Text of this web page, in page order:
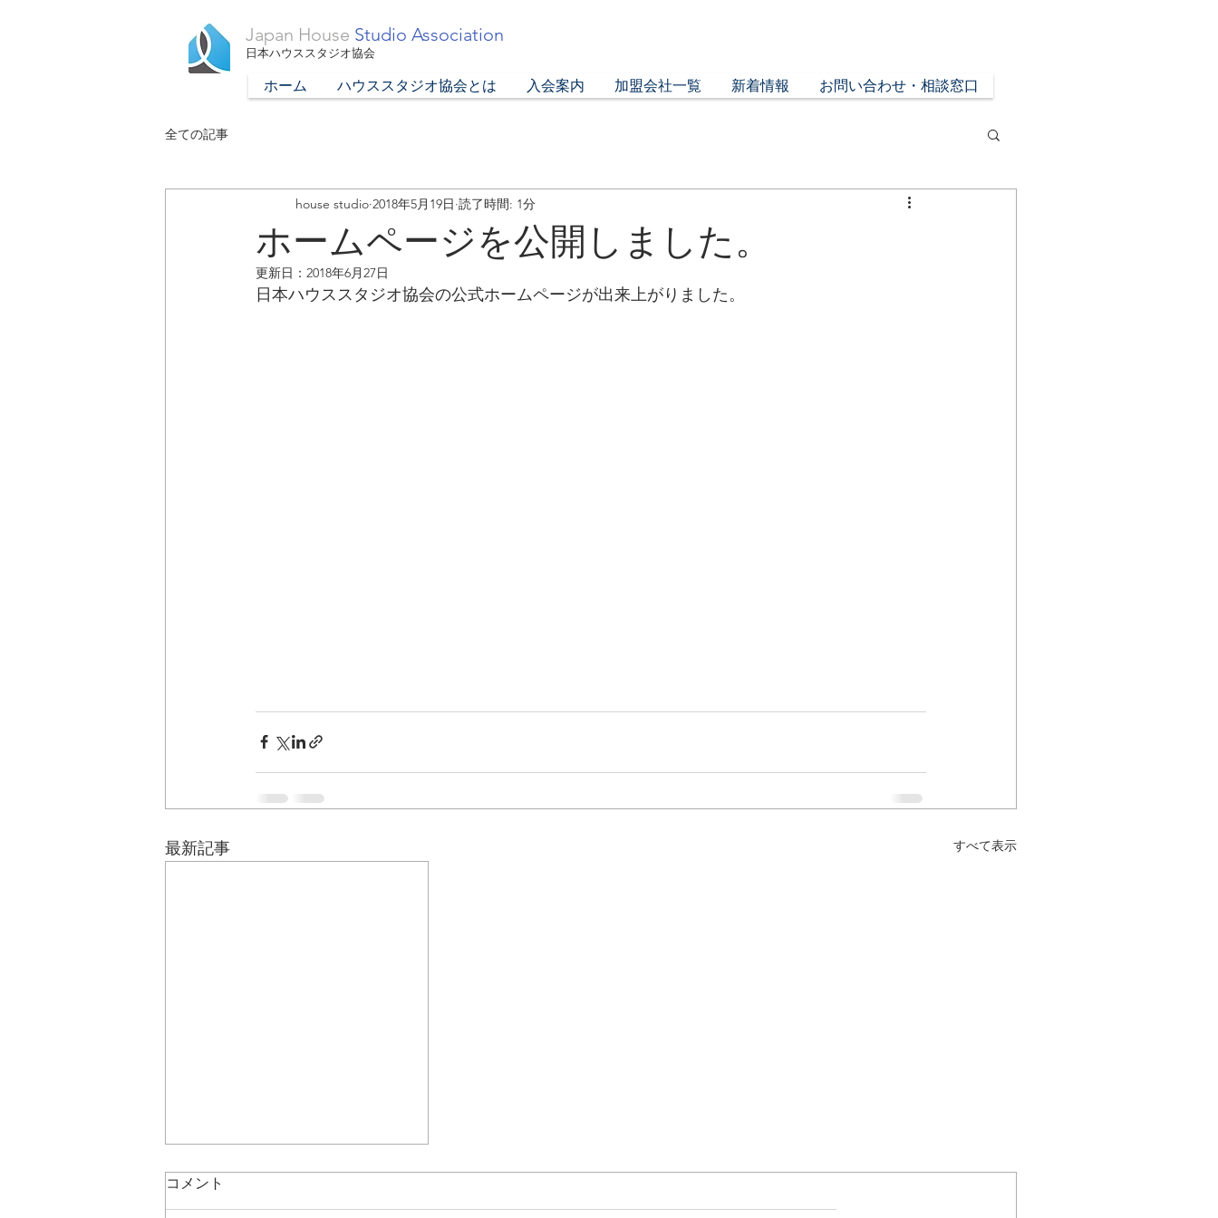
Japan House Studio Association
日本ハウススタジオ協会
ホーム ハウススタジオ協会とは 入会案内 加盟会社一覧 新着情報 お問い合わせ・相談窓口
全ての記事
ホームページを公開しました。
house studio 2018年5月19日 読了時間: 1分
更新日： 2018年6月27日
日本ハウススタジオ協会の公式ホームページが出来上がりました。
最新記事 すべて表示
コメント